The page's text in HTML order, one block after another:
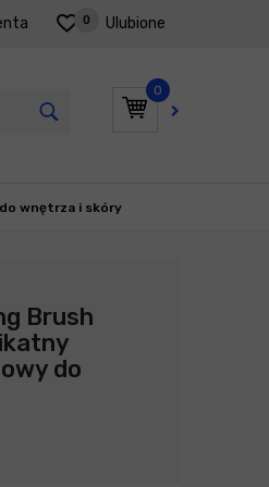
Ulubione
0
0
wnętrza i skóry
Brush
do